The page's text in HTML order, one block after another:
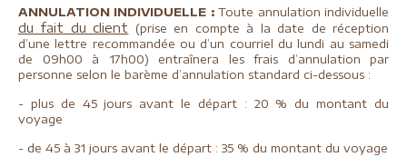
ANNULATION INDIVIDUELLE :Toute annulation individuelle
du fait du client (prise en compte à la date de réception
d’une lettre recommandée ou d’un courriel du lundi au samedi
de 09h00 à 17h00) entraînera les frais d’annulation par
personne selon le barème d’annulation standard ci-dessous :
- plus de 45 jours avant le départ : 20 % du montant du
voyage
- de 45 à 31 jours avant le départ : 35 % du montant du voyage